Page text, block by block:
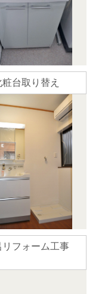
台取り替え
リフォーム工事